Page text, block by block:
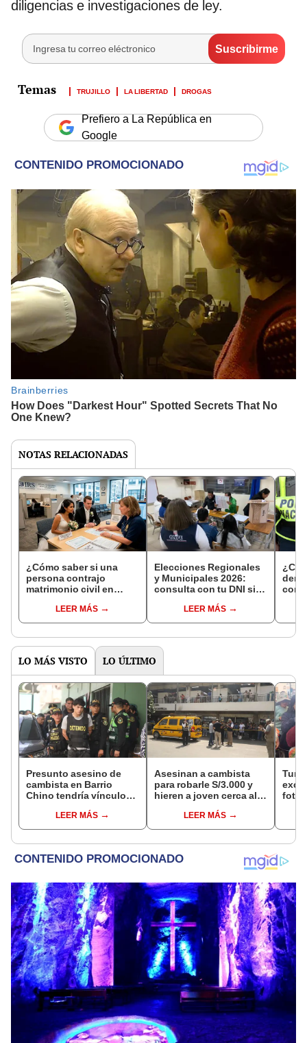
diligencias e investigaciones de ley.
TRUJILLO LA LIBERTAD DROGAS
Prefiero a La República en
Google
NOTAS RELACIONADAS
¿Cómo saber si una
persona contrajo
matrimonio civil en
LEER MÁS
Elecciones Regionales
y Municipales 2026:
consulta con tu DNI si
de mesa para este 4 de
octubre en el link oficial
LEER MÁS
con
LO MÁS VISTO LO ÚLTIMO
Presunto asesino de
cambista en Barrio
Chino tendría vínculos
PNP revela marcaje
LEER MÁS
Asesinan a cambista
para robarle S/3.000 y
hieren a joven cerca al
CercadoLEER MÁS